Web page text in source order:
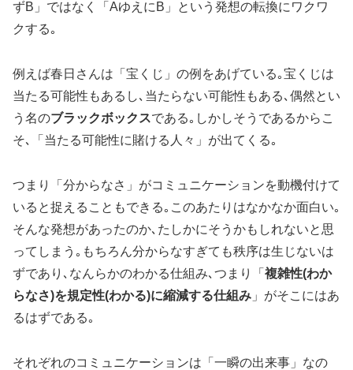
ずB」ではなく「AゆえにB」という発想の転換にワクワ
クする｡
例えば春日さんは「宝くじ」の例をあげている｡宝くじは
当たる可能性もあるし､当たらない可能性もある､偶然とい
う名のブラックボックスである｡しかしそうであるからこ
そ､「当たる可能性に賭ける人々」が出てくる｡
つまり「分からなさ」がコミュニケーションを動機付けて
いると捉えることもできる｡このあたりはなかなか面白い｡
そんな発想があったのか､たしかにそうかもしれないと思
ってしまう｡もちろん分からなすぎても秩序は生じないは
ずであり､なんらかのわかる仕組み､つまり「 複雑性(わか
らなさ)を規定性(わかる)に縮減する仕組み 」がそこにはあ
るはずである｡
それぞれのコミュニケーションは「一瞬の出来事」なの